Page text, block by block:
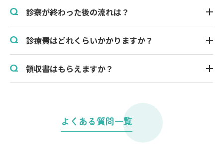
Q 診察が終わった後の流れは？
Q 診療費はどれくらいかかりますか？
Q 領収書はもらえますか？
よくある質問一覧